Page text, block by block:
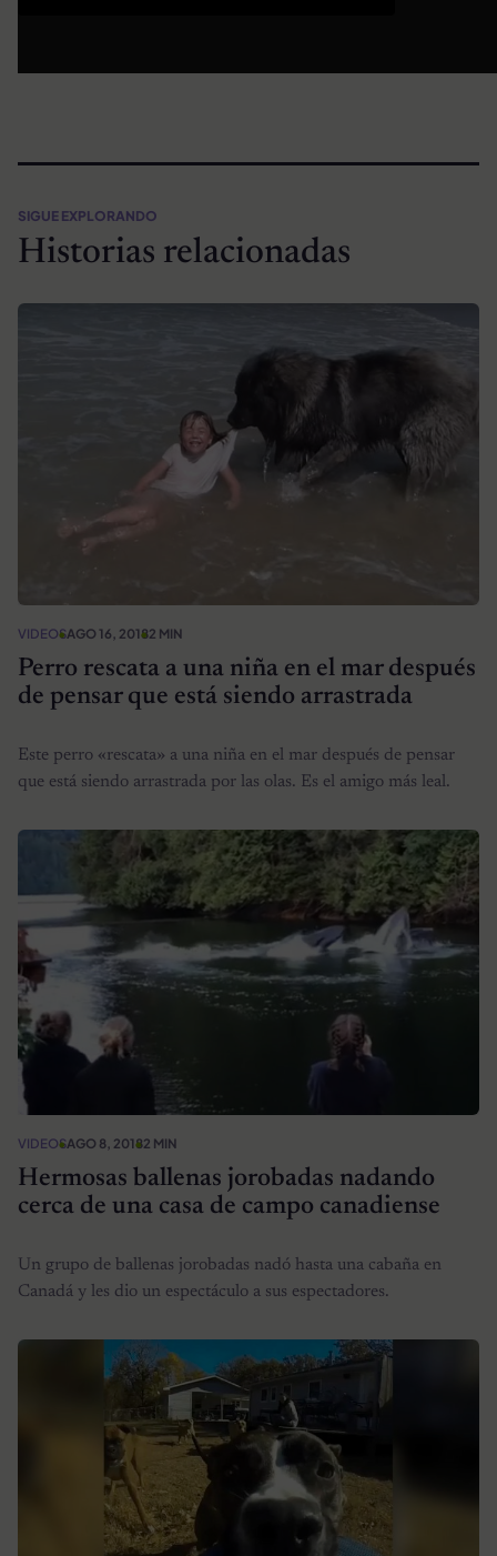
SIGUE EXPLORANDO
Historias relacionadas
VIDEOSAGO 16, 20182 MIN
Perro rescata a una niña en el mar después
de pensar que está siendo arrastrada
Este perro «rescata» a una niña en el mar después de pensar
que está siendo arrastrada por las olas. Es el amigo más leal.
VIDEOSAGO 8, 20182 MIN
Hermosas ballenas jorobadas nadando
cerca de una casa de campo canadiense
Un grupo de ballenas jorobadas nadó hasta una cabaña en
Canadá y les dio un espectáculo a sus espectadores.